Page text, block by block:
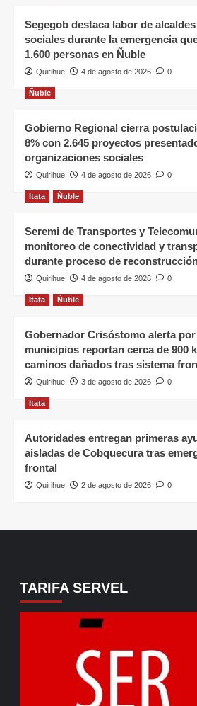
Segegob destaca labor de
sociales durante la emergencia
1.600 personas en Ñuble
Quirihue 4 de agosto de 2026 0
Ñuble
Gobierno Regional cierra
8% con 2.645 proyectos
organizaciones sociales
Quirihue 4 de agosto de 2026 0
Itata Ñuble
Seremi de Transportes y
monitoreo de conectividad y
durante proceso de
Quirihue 4 de agosto de 2026 0
Itata Ñuble
Gobernador Crisóstomo alerta
municipios reportan cerca de 900
caminos dañados tras sistema
Quirihue 3 de agosto de 2026 0
Itata
Autoridades entregan primeras
aisladas de Cobquecura tras
frontal
Quirihue 2 de agosto de 2026 0
TARIFA SERVEL